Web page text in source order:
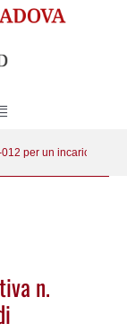
per un incarico di
n.